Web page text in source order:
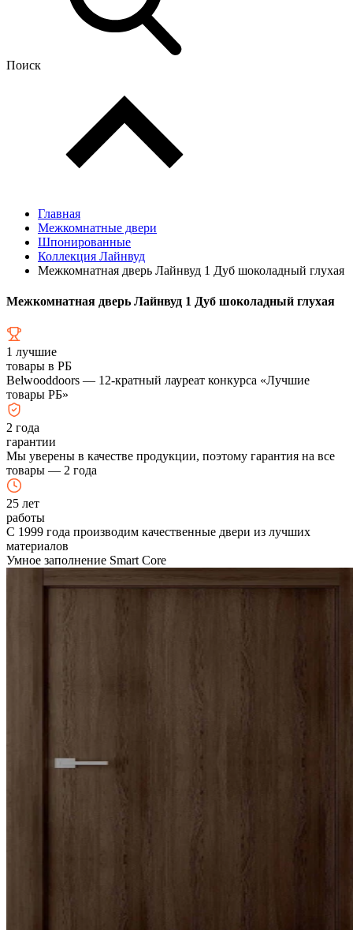
Поиск
Главная
Межкомнатные двери
Шпонированные
Коллекция Лайнвуд
Межкомнатная дверь Лайнвуд 1 Дуб шоколадный глухая
Межкомнатная дверь Лайнвуд 1 Дуб шоколадный глухая
1 лучшие
товары в РБ
Belwooddoors — 12-кратный лауреат конкурса «Лучшие
товары РБ»
2 года
гарантии
Мы уверены в качестве продукции, поэтому гарантия на все
товары — 2 года
25 лет
работы
С 1999 года производим качественные двери из лучших
материалов
Умное заполнение Smart Core